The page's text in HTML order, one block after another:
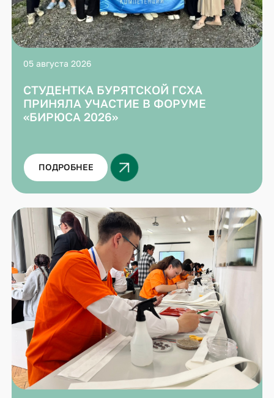
05 августа 2026
СТУДЕНТКА БУРЯТСКОЙ ГСХА
ПРИНЯЛА УЧАСТИЕ В ФОРУМЕ
«БИРЮСА 2026»
ПОДРОБНЕЕ